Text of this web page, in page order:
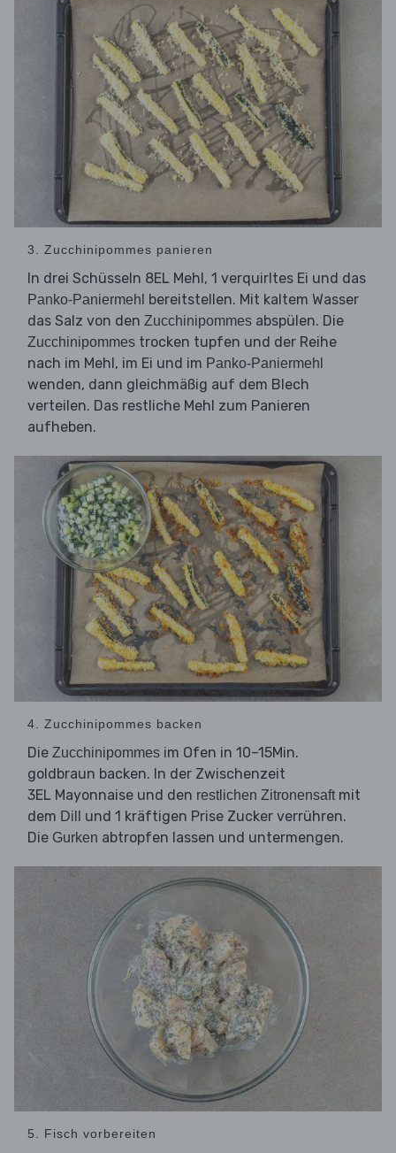
3. Zucchinipommes panieren
In drei Schüsseln 8EL Mehl, 1 verquirltes Ei und das
Panko-Paniermehl
bereitstellen. Mit kaltem Wasser
das Salz von den Zucchinipommes abspülen. Die
Zucchinipommes trocken tupfen und der Reihe
nach im Mehl, im Ei und im Panko-Paniermehl
wenden, dann gleichmäßig auf dem Blech
verteilen. Das restliche Mehl zum Panieren
aufheben.
4. Zucchinipommes backen
Die Zucchinipommes im Ofen in 10–15Min.
goldbraun backen. In der Zwischenzeit
3EL Mayonnaise und den restlichen Zitronensaft mit
dem Dill
und 1 kräftigen Prise Zucker verrühren.
Die Gurken abtropfen lassen und untermengen.
5. Fisch vorbereiten